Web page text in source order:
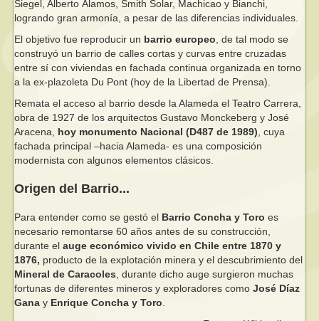
Siegel, Alberto Álamos, Smith Solar, Machicao y Bianchi,
logrando gran armonía, a pesar de las diferencias individuales.
El objetivo fue reproducir un barrio europeo, de tal modo se
construyó un barrio de calles cortas y curvas entre cruzadas
entre sí con viviendas en fachada continua organizada en torno
a la ex-plazoleta Du Pont (hoy de la Libertad de Prensa).
Remata el acceso al barrio desde la Alameda el Teatro Carrera,
obra de 1927 de los arquitectos Gustavo Monckeberg y José
Aracena, hoy monumento Nacional (D487 de 1989), cuya
fachada principal –hacia Alameda- es una composición
modernista con algunos elementos clásicos.
Origen del Barrio...
Para entender como se gestó el Barrio Concha y Toro es
necesario remontarse 60 años antes de su construcción,
durante el auge económico vivido en Chile entre 1870 y
1876, producto de la explotación minera y el descubrimiento del
Mineral de Caracoles, durante dicho auge surgieron muchas
fortunas de diferentes mineros y exploradores como José Díaz
Gana y Enrique Concha y Toro.